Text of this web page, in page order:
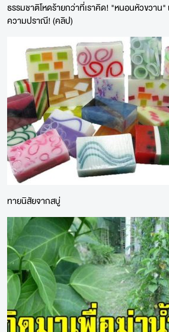
ธรรมชาติโหดร้ายกว่าที่เราคิด! "หนอนหัวขวาน
ความปราณี! (คลิป)
ทายนิสัยจากสบู่